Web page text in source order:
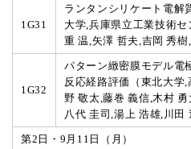
1G31
ランタンシリケート電解
大学,兵庫県立工業技術
重 温,矢澤 哲夫,吉岡 秀樹
1G32
パターン緻密膜モデル電
反応経路評価（東北大
野 敬太,藤巻 義信,木村
八代 圭司,湯上 浩雄,川田
第2日・9月11日（月）